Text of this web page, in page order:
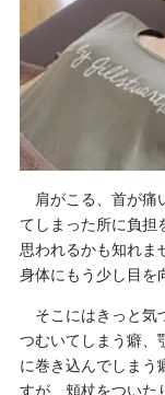
肩がこる、首が痛
てしまった所に負担
思われるかも知れま
身体にもう少し目を
そこにはきっと気
つむいてしまう癖、
に巻き込んでしまう
すが、頬杖をついた